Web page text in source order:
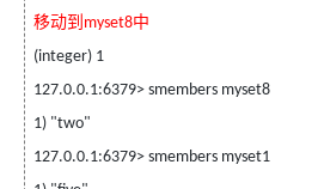
移动到 myset8中
(integer) 1
127.0.0.1:6379> smembers myset8
1) "two"
127.0.0.1:6379> smembers myset1